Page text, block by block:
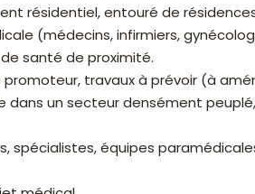
les
résidentiel, entouré de
(médecins, infirmiers,
santé de proximité.
promoteur, travaux à prévoir (à
un secteur densément
spécialistes, équipes